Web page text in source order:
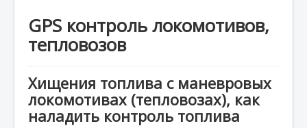
GPS контроль локомотивов,
тепловозов
Хищения топлива с маневровых
локомотивах (тепловозах), как
наладить контроль топлива